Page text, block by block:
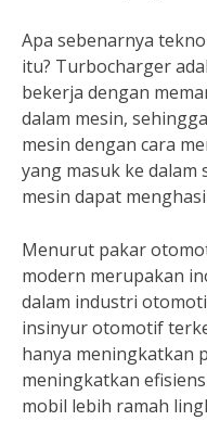
Apa sebenarnya
itu? Turbocharger
bekerja dengan
dalam mesin,
mesin dengan cara
yang masuk ke dalam
mesin dapat
Menurut pakar
modern merupakan
dalam industri
insinyur otomotif
hanya meningkatkan
meningkatkan
mobil lebih ramah